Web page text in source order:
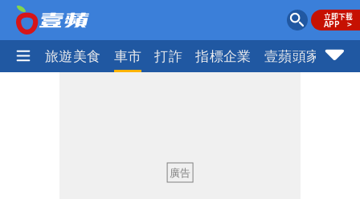
產王 旅遊美食 車市 打詐 指標企業 壹蘋頭家 健
「終於能交代」 捐500萬獎學金延續愛
白海豚颱風逼近！鄭明典示警「恐遇黑潮